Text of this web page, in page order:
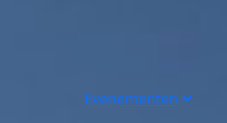
Evenementen